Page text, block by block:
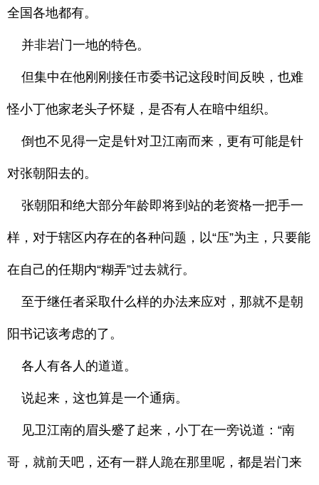
全国各地都有。
并非岩门一地的特色。
但集中在他刚刚接任市委书记这段时间反映，也难
怪小丁他家老头子怀疑，是否有人在暗中组织。
倒也不见得一定是针对卫江南而来，更有可能是针
对张朝阳去的。
张朝阳和绝大部分年龄即将到站的老资格一把手一
样，对于辖区内存在的各种问题，以“压”为主，只要能
在自己的任期内“糊弄”过去就行。
至于继任者采取什么样的办法来应对，那就不是朝
阳书记该考虑的了。
各人有各人的道道。
说起来，这也算是一个通病。
见卫江南的眉头蹙了起来，小丁在一旁说道：“南
哥，就前天吧，还有一群人跪在那里呢，都是岩门来